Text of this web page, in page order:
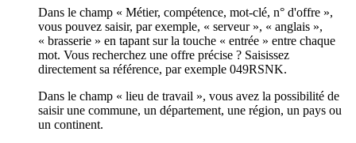
Dans le champ « Métier, compétence, mot-clé, n° d'offre »,
vous pouvez saisir, par exemple, « serveur », « anglais »,
« brasserie » en tapant sur la touche « entrée » entre chaque
mot. Vous recherchez une offre précise ? Saisissez
directement sa référence, par exemple 049RSNK.
Dans le champ « lieu de travail », vous avez la possibilité de
saisir une commune, un département, une région, un pays ou
un continent.